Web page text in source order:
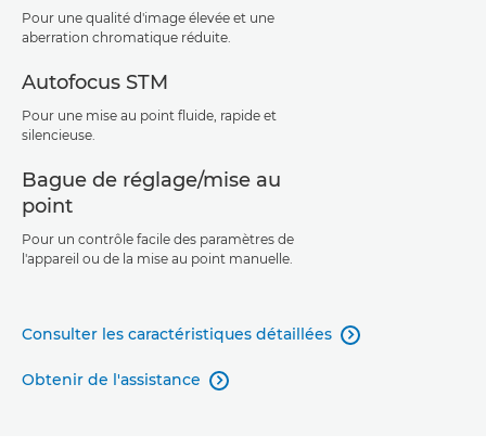
Pour une qualité d'image élevée et une
aberration chromatique réduite.
Autofocus STM
Pour une mise au point fluide, rapide et
silencieuse.
Bague de réglage/mise au
point
Pour un contrôle facile des paramètres de
l'appareil ou de la mise au point manuelle.
Consulter les caractéristiques détaillées 
Obtenir de l'assistance 